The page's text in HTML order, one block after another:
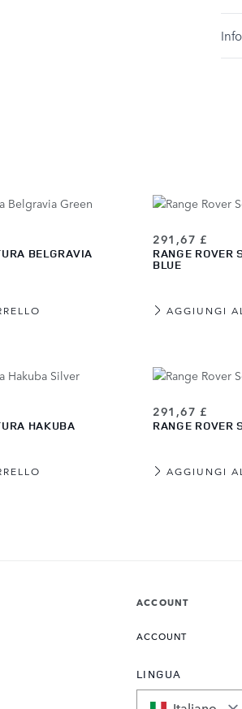
BELGRAVIA
291,67 £
RANGE ROVER
BLUE
AGGIUNGI
HAKUBA
291,67 £
RANGE ROVER
AGGIUNGI
ACCOUNT
ACCOUNT
LINGUA